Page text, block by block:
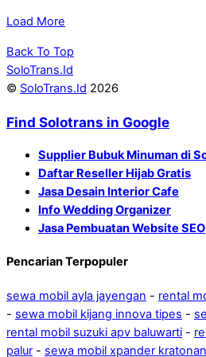
Load More
Back To Top
SoloTrans.Id
© SoloTrans.Id 2026
Find Solotrans in Google
Supplier Bubuk Minuman di
Daftar Reseller Hijab Gratis
Jasa Desain Interior Cafe
Info Wedding Organizer
Jasa Pembuatan Website SEO
Pencarian Terpopuler
sewa mobil ayla jayengan - rental
- sewa mobil kijang innova tipes -
rental mobil suzuki apv baluwarti -
palur - sewa mobil xpander kratonan